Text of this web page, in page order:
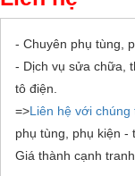
- Chuyên phụ tùng,
- Dịch vụ sửa chữa,
tô điện.
=>Liên hệ với chúng
phụ tùng, phụ kiện -
Giá thành cạnh